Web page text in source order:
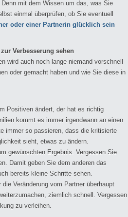
mit dem Wissen um das, was Sie
einmal überprüfen, ob Sie eventuell
oder einer Partnerin glücklich sein
Verbesserung sehen
wird auch noch lange niemand vorschnell
oder gemacht haben und wie Sie diese in
Positiven ändert, der hat es richtig
kommt es immer irgendwann an einen
immer so passieren, dass die kritisierte
sieht, etwas zu ändern.
gewünschten Ergebnis. Vergessen Sie
Damit geben Sie dem anderen das
bereits kleine Schritte sehen.
Veränderung vom Partner überhaupt
ziemlich schnell. Vergessen
zu verleihen.